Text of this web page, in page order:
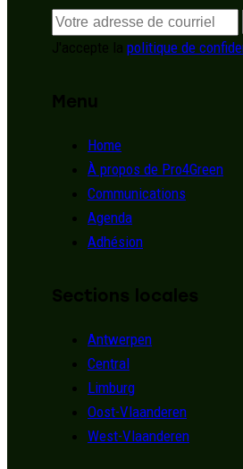
J'accepte la politique de
Menu
Home
À propos de Pro4Green
Communications
Agenda
Adhésion
Sections locales
Antwerpen
Central
Limburg
Oost-Vlaanderen
West-Vlaanderen